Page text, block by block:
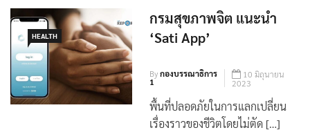
HEALTH
กรมสุขภาพจิต แนะนำ
‘Sati App’
Byกองบรรณาธิการ
1
10 มิถุนายน
2023
พื้นที่ปลอดภัยในการแลกเปลี่ยน
เรื่องราวของชีวิตโดยไม่ตัด […]